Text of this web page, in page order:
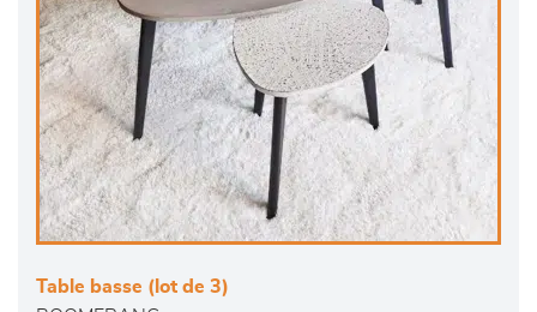
Table basse (lot de 3)